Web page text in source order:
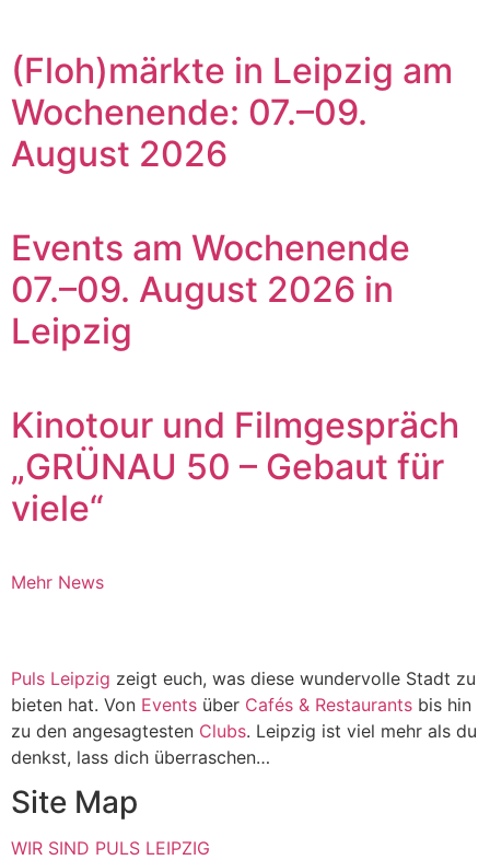
(Floh)märkte in Leipzig am
Wochenende: 07.–09.
August 2026
Events am Wochenende
07.–09. August 2026 in
Leipzig
Kinotour und Filmgespräch
„GRÜNAU 50 – Gebaut für
viele“
Mehr News
Puls Leipzig zeigt euch, was diese wundervolle Stadt zu
bieten hat. Von Events über Cafés & Restaurants bis hin
zu den angesagtesten Clubs. Leipzig ist viel mehr als du
denkst, lass dich überraschen…
Site Map
WIR SIND PULS LEIPZIG